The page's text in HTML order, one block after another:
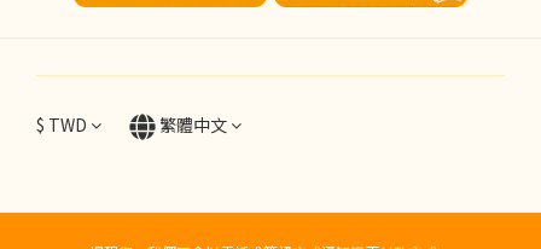
$ TWD 繁體中文